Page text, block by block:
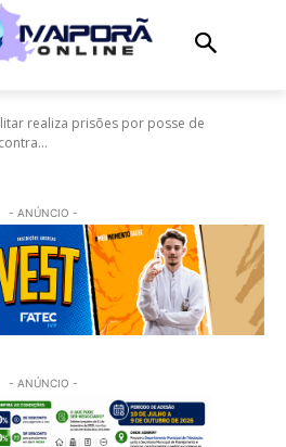
realiza prisões por posse de
- ANÚNCIO -
- ANÚNCIO -